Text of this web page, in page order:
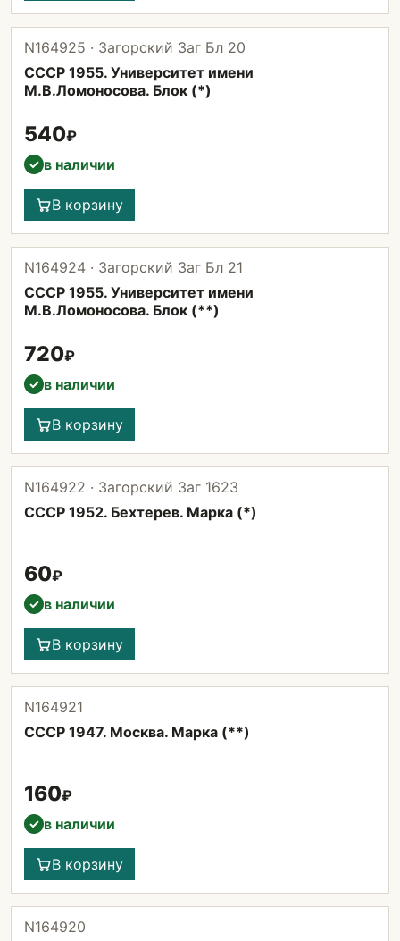
N164925 · Загорский Заг Бл 20
СССР 1955. Университет имени
М.В.Ломоносова. Блок (*)
540₽
✓ в наличии
В корзину
N164924 · Загорский Заг Бл 21
СССР 1955. Университет имени
М.В.Ломоносова. Блок (**)
720₽
✓ в наличии
В корзину
N164922 · Загорский Заг 1623
СССР 1952. Бехтерев. Марка (*)
60₽
✓ в наличии
В корзину
N164921
СССР 1947. Москва. Марка (**)
160₽
✓ в наличии
В корзину
N164920